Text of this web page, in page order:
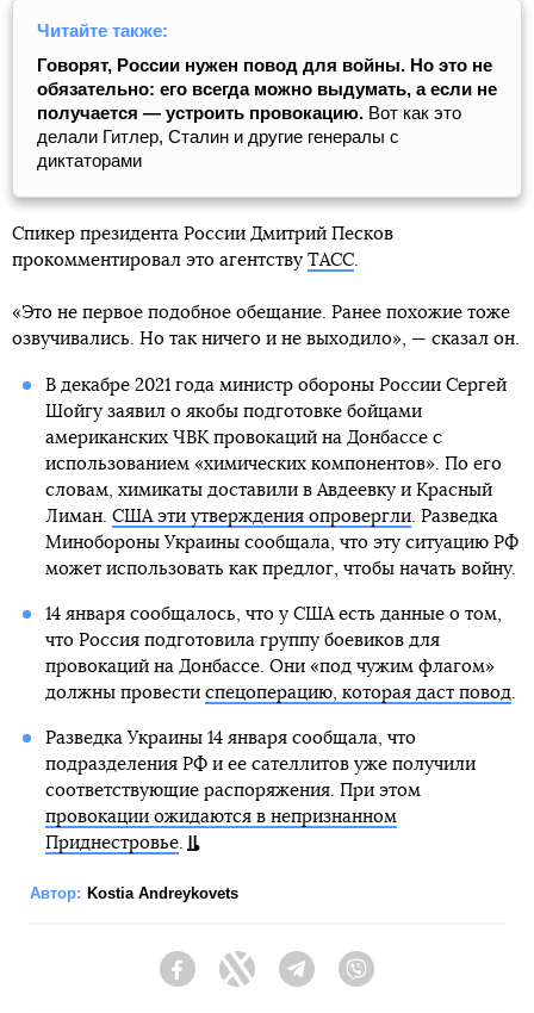
Читайте также:
Говорят, России нужен повод для войны. Но это не
обязательно: его всегда можно выдумать, а если не
получается ― устроить провокацию. Вот как это
делали Гитлер, Сталин и другие генералы с
диктаторами
Спикер президента России Дмитрий Песков
прокомментировал это агентству ТАСС.
«Это не первое подобное обещание. Ранее похожие тоже
озвучивались. Но так ничего и не выходило», — сказал он.
В декабре 2021 года министр обороны России Сергей
Шойгу заявил о якобы подготовке бойцами
американских ЧВК провокаций на Донбассе с
использованием «химических компонентов». По его
словам, химикаты доставили в Авдеевку и Красный
Лиман. США эти утверждения опровергли. Разведка
Минобороны Украины сообщала, что эту ситуацию РФ
может использовать как предлог, чтобы начать войну.
14 января сообщалось, что у США есть данные о том,
что Россия подготовила группу боевиков для
провокаций на Донбассе. Они «под чужим флагом»
должны провести спецоперацию, которая даст повод.
Разведка Украины 14 января сообщала, что
подразделения РФ и ее сателлитов уже получили
соответствующие распоряжения. При этом
провокации ожидаются в непризнанном
Приднестровье.
Автор: Kostia Andreykovets
FacebookTwitter Telegram